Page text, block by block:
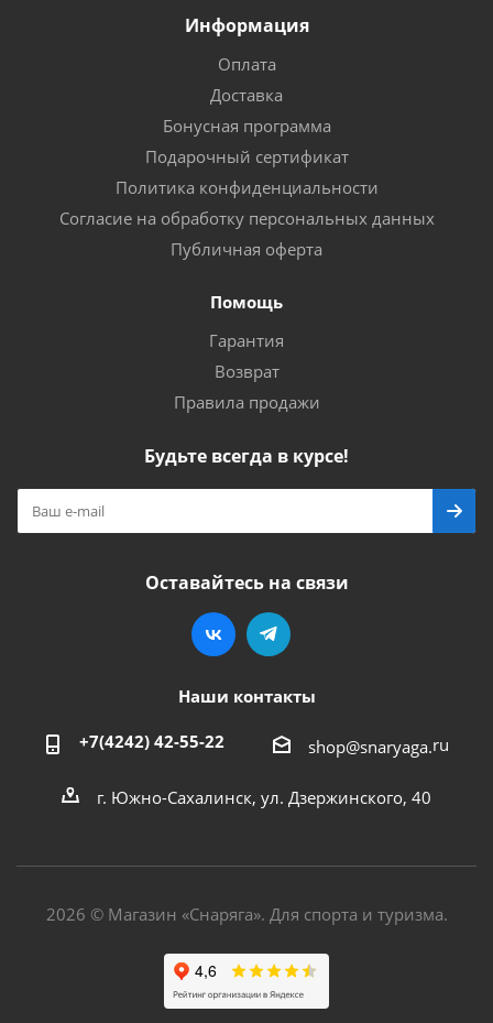
Информация
Оплата
Доставка
Бонусная программа
Подарочный сертификат
Политика конфиденциальности
Согласие на обработку персональных данных
Публичная оферта
Помощь
Гарантия
Возврат
Правила продажи
Будьте всегда в курсе!
Оставайтесь на связи
Наши контакты
+7(4242) 42-55-22 shop@snaryaga.ru
г. Южно-Сахалинск, ул. Дзержинского, 40
2026 © Магазин «Снаряга». Для спорта и туризма.